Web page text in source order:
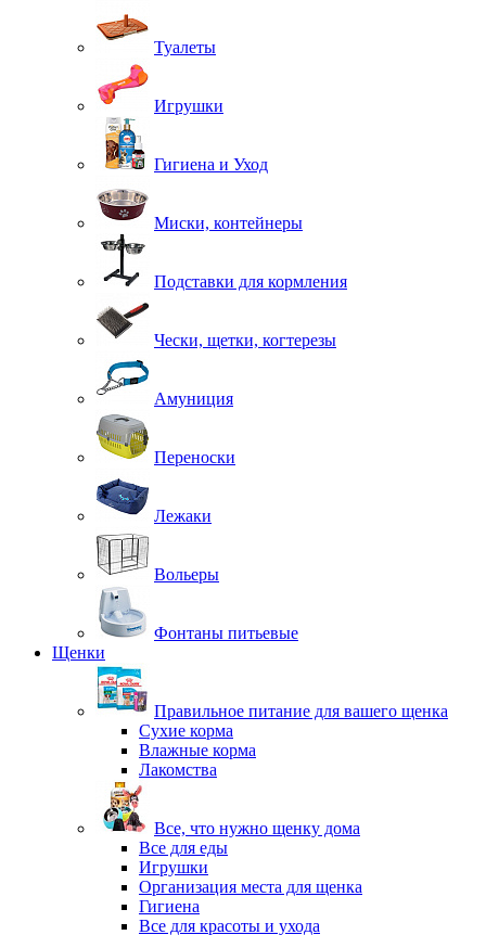
Туалеты
Игрушки
Гигиена и Уход
Миски, контейнеры
Подставки для кормления
Чески, щетки, когтерезы
Амуниция
Переноски
Лежаки
Вольеры
Фонтаны питьевые
Щенки
Правильное питание для вашего щенка
Сухие корма
Влажные корма
Лакомства
Все, что нужно щенку дома
Все для еды
Игрушки
Организация места для щенка
Гигиена
Все для красоты и ухода